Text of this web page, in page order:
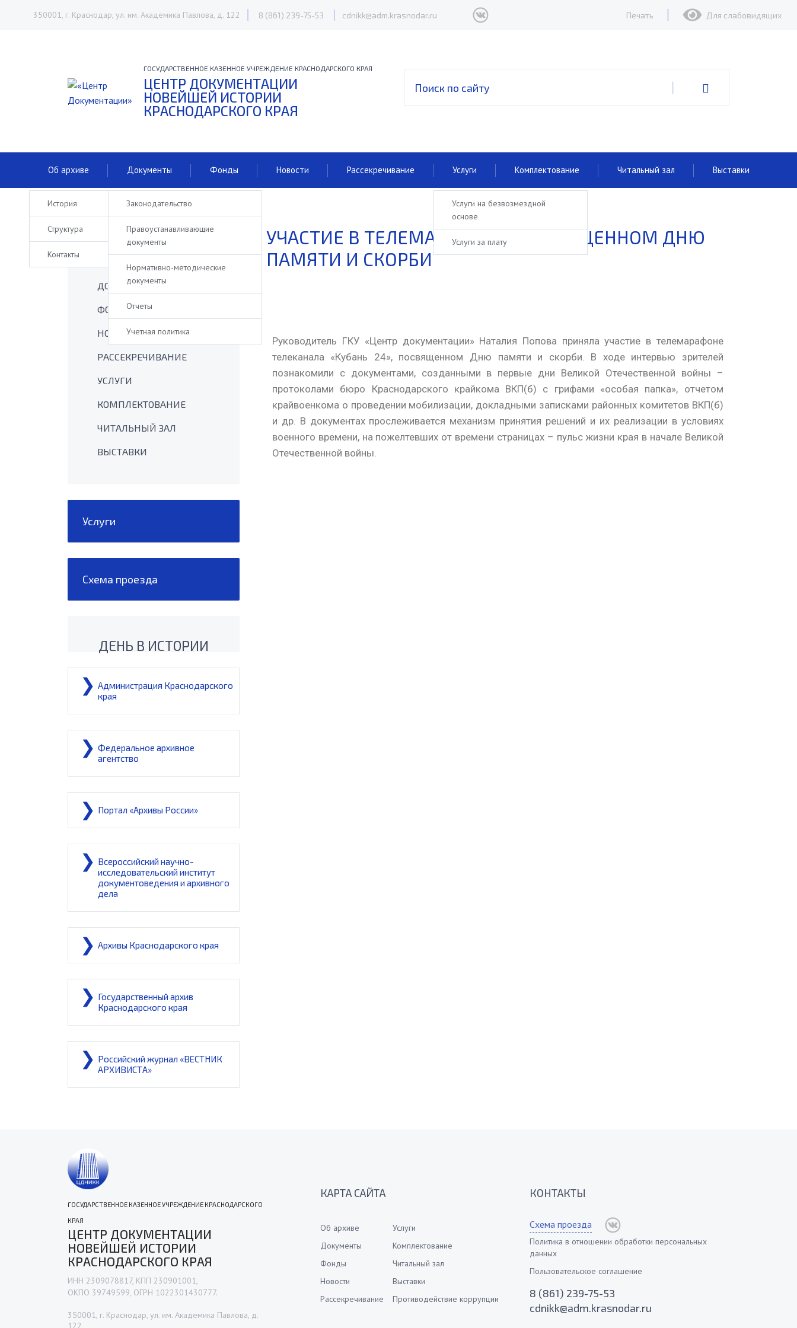
350001, г. Краснодар, ул. им. Академика Павлова, д. 122 8 (861) 239-75-53 cdnikk@adm.krasnodar.ru Печать Для слабовидящих
ГОСУДАРСТВЕННОЕ КАЗЕННОЕ УЧРЕЖДЕНИЕ КРАСНОДАРСКОГО КРАЯ
ЦЕНТР ДОКУМЕНТАЦИИ
НОВЕЙШЕЙ ИСТОРИИ
КРАСНОДАРСКОГО КРАЯ
Об архиве
История
Структура
Контакты
Документы
Законодательство
Правоустанавливающие
документы
Нормативно-методические
документы
Отчеты
Учетная политика
Фонды Новости Рассекречивание Услуги
Услуги на безвозмездной
основе
Услуги за плату
Комплектование Читальный зал Выставки
УЧАСТИЕ В ТЕЛЕМАРАФОНЕ, ПОСВЯЩЕННОМ ДНЮ
ПАМЯТИ И СКОРБИ
Руководитель ГКУ «Центр документации» Наталия Попова приняла участие в телемарафоне
телеканала «Кубань 24», посвященном Дню памяти и скорби. В ходе интервью зрителей
познакомили с документами, созданными в первые дни Великой Отечественной войны –
протоколами бюро Краснодарского крайкома ВКП(б) с грифами «особая папка», отчетом
крайвоенкома о проведении мобилизации, докладными записками районных комитетов ВКП(б)
и др. В документах прослеживается механизм принятия решений и их реализации в условиях
военного времени, на пожелтевших от времени страницах – пульс жизни края в начале Великой
Отечественной войны.
ОБ АРХИВЕ
ДОКУМЕНТЫ
ФОНДЫ
НОВОСТИ
РАССЕКРЕЧИВАНИЕ
УСЛУГИ
КОМПЛЕКТОВАНИЕ
ЧИТАЛЬНЫЙ ЗАЛ
ВЫСТАВКИ
Услуги
Схема проезда
ДЕНЬ В ИСТОРИИ
Администрация Краснодарского
края
Федеральное архивное
агентство
Портал «Архивы России»
Всероссийский научно-
исследовательский институт
документоведения и архивного
дела
Архивы Краснодарского края
Государственный архив
Краснодарского края
Российский журнал «ВЕСТНИК
АРХИВИСТА»
ГОСУДАРСТВЕННОЕ КАЗЕННОЕ УЧРЕЖДЕНИЕ КРАСНОДАРСКОГО
КРАЯ
ЦЕНТР ДОКУМЕНТАЦИИ
НОВЕЙШЕЙ ИСТОРИИ
КРАСНОДАРСКОГО КРАЯ
ИНН 2309078817, КПП 230901001,
ОКПО 39749599, ОГРН 1022301430777.
350001, г. Краснодар, ул. им. Академика Павлова, д.
122
КАРТА САЙТА
Об архиве
Документы
Фонды
Новости
Рассекречивание
Услуги
Комплектование
Читальный зал
Выставки
Противодействие коррупции
КОНТАКТЫ
Схема проезда
Политика в отношении обработки персональных
данных
Пользовательское соглашение
8 (861) 239-75-53
cdnikk@adm.krasnodar.ru